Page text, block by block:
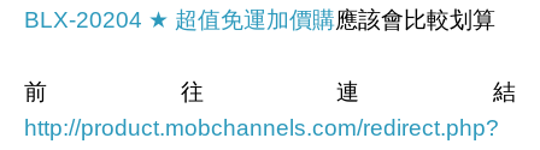
BLX-20204 ★ 超值免運加價購應該會比較划算
前往連結
http://product.mobchannels.com/redirect.php?